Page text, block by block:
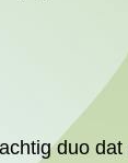
duo